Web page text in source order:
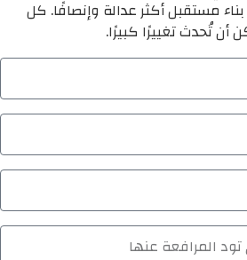
مستقبل أكثر عدالة وإنصافًا. كل
تُحدث تغييرًا كبيرًا.